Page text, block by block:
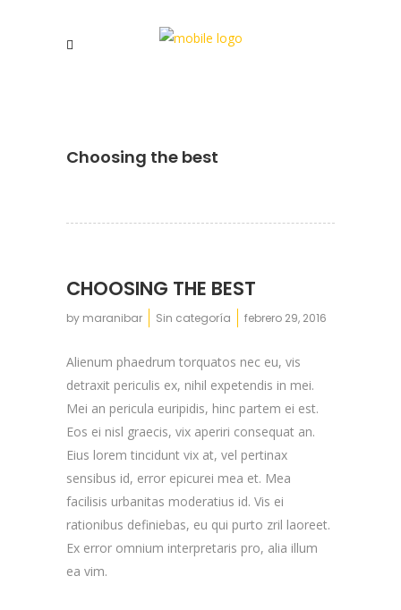
Choosing the best
CHOOSING THE BEST
by maranibar Sin categoría febrero 29, 2016
Alienum phaedrum torquatos nec eu, vis
detraxit periculis ex, nihil expetendis in mei.
Mei an pericula euripidis, hinc partem ei est.
Eos ei nisl graecis, vix aperiri consequat an.
Eius lorem tincidunt vix at, vel pertinax
sensibus id, error epicurei mea et. Mea
facilisis urbanitas moderatius id. Vis ei
rationibus definiebas, eu qui purto zril laoreet.
Ex error omnium interpretaris pro, alia illum
ea vim.